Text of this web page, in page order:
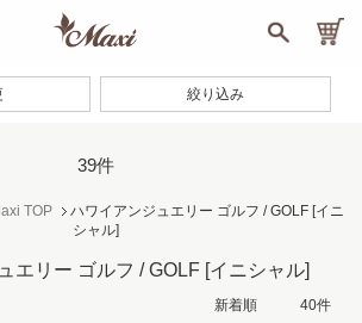
39件
TOP ハワイアンジュエリー ゴルフ / GOLF [イニ
シャル]
エリー ゴルフ / GOLF [イニシャル]
絞り込み